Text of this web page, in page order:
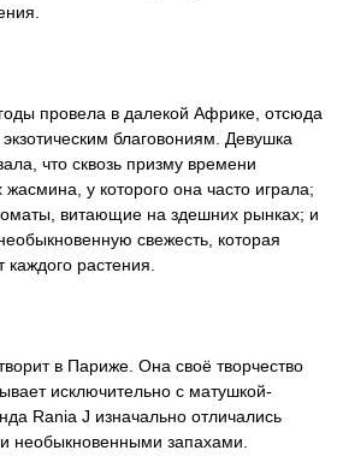
провела в далекой Африке, отсюда
благовониям. Девушка
что сквозь призму времени
у которого она часто играла;
витающие на здешних рынках; и
свежесть, которая
каждого растения.
в Париже. Она своё творчество
исключительно с матушкой-
Rania J изначально отличались
необыкновенными запахами.